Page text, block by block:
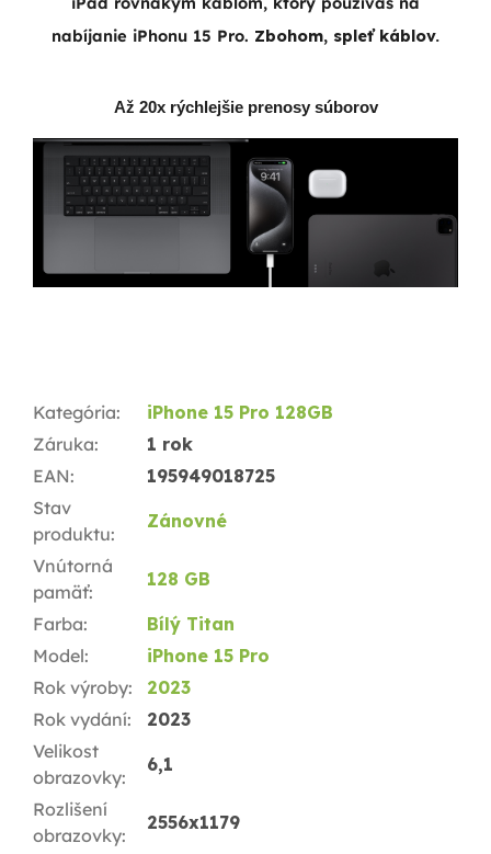
nabíjanie iPhonu 15 Pro. Zbohom, spleť káblov.
Až 20x rýchlejšie prenosy súborov
Kategória:
iPhone 15 Pro 128GB
Záruka:
1 rok
EAN:
195949018725
Stav
produktu:
Zánovné
Vnútorná
pamäť:
128 GB
Farba:
Bílý Titan
Model:
iPhone 15 Pro
Rok výroby:
2023
Rok vydání:
2023
Velikost
obrazovky:
6,1
Rozlišení
obrazovky:
2556x1179